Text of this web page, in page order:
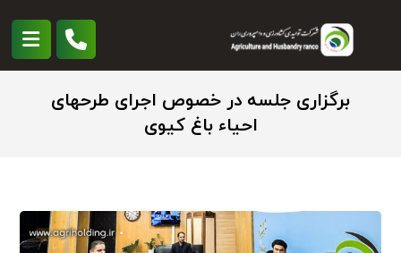
برگزاری جلسه در خصوص اجرای طرحهای
احیاء باغ کیوی